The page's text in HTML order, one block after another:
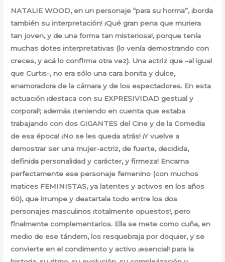
NATALIE WOOD, en un personaje “para su horma”, ¡borda
también su interpretación! ¡Qué gran pena que muriera
tan joven, y de una forma tan misteriosa!, porque tenía
muchas dotes interpretativas (lo venía demostrando con
creces, y acá lo confirma otra vez). Una actriz que –al igual
que Curtis-, no era sólo una cara bonita y dulce,
enamoradora de la cámara y de los espectadores. En esta
actuación ¡destaca con su EXPRESIVIDAD gestual y
corporal!; además ¡teniendo en cuenta que estaba
trabajando con dos GIGANTES del Cine y de la Comedia
de esa época! ¡No se les queda atrás! ¡Y vuelve a
demostrar ser una mujer-actriz, de fuerte, decidida,
definida personalidad y carácter, y firmeza! Encarna
perfectamente ese personaje femenino (con muchos
matices FEMINISTAS, ya latentes y activos en los años
60), que irrumpe y destartala todo entre los dos
personajes masculinos ¡totalmente opuestos!, pero
finalmente complementarios. Ella se mete como cuña, en
medio de ese tándem, los resquebraja por doquier, y se
convierte en el condimento y activo ¡esencial! para la